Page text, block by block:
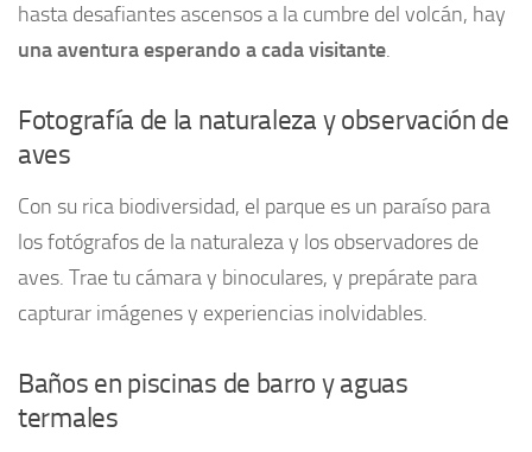
hasta desafiantes ascensos a la cumbre del volcán, hay
una aventura esperando a cada visitante.
Fotografía de la naturaleza y observación de
aves
Con su rica biodiversidad, el parque es un paraíso para
los fotógrafos de la naturaleza y los observadores de
aves. Trae tu cámara y binoculares, y prepárate para
capturar imágenes y experiencias inolvidables.
Baños en piscinas de barro y aguas
termales